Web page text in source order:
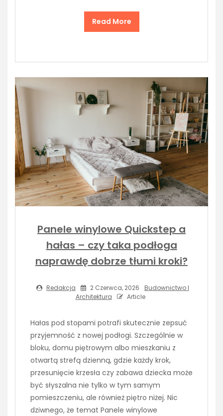
Read More
Panele winylowe Quickstep a
hałas – czy taka podłoga
naprawdę dobrze tłumi kroki?
Redakcja 2 Czerwca, 2026
Budownictwo I
Architektura
Article
Hałas pod stopami potrafi skutecznie zepsuć
przyjemność z nowej podłogi. Szczególnie w
bloku, domu piętrowym albo mieszkaniu z
otwartą strefą dzienną, gdzie każdy krok,
przesunięcie krzesła czy zabawa dziecka może
być słyszalna nie tylko w tym samym
pomieszczeniu, ale również piętro niżej. Nic
dziwnego, że temat Panele winylowe